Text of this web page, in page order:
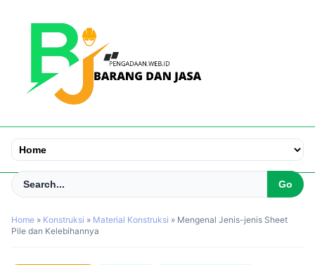
Home » Konstruksi » Material Konstruksi » Mengenal Jenis-jenis Sheet
Pile dan Kelebihannya